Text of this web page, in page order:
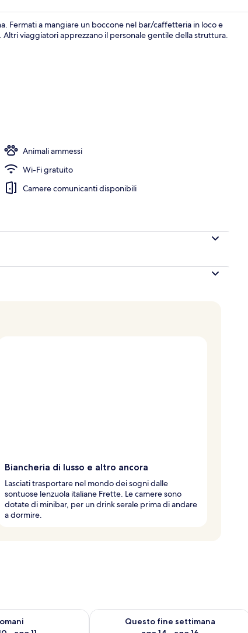
Fermati a mangiare un boccone nel bar/caffetteria in loco e
viaggiatori apprezzano il personale gentile della struttura.
Animali ammessi
Wi-Fi gratuito
Camere comunicanti disponibili
Biancheria di lusso e altro ancora
Lasciati trasportare nel mondo dei sogni dalle
sontuose lenzuola italiane Frette. Le camere sono
dotate di minibar, per un drink serale prima di andare
a dormire.
per domani, ago 10 - ago 11
Questo fine settimana
Verifica la disponibilità per questo